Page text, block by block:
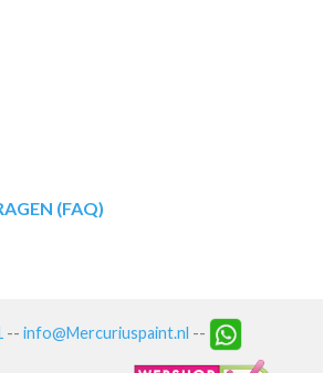
(FAQ)
-- info@Mercuriuspaint.nl --